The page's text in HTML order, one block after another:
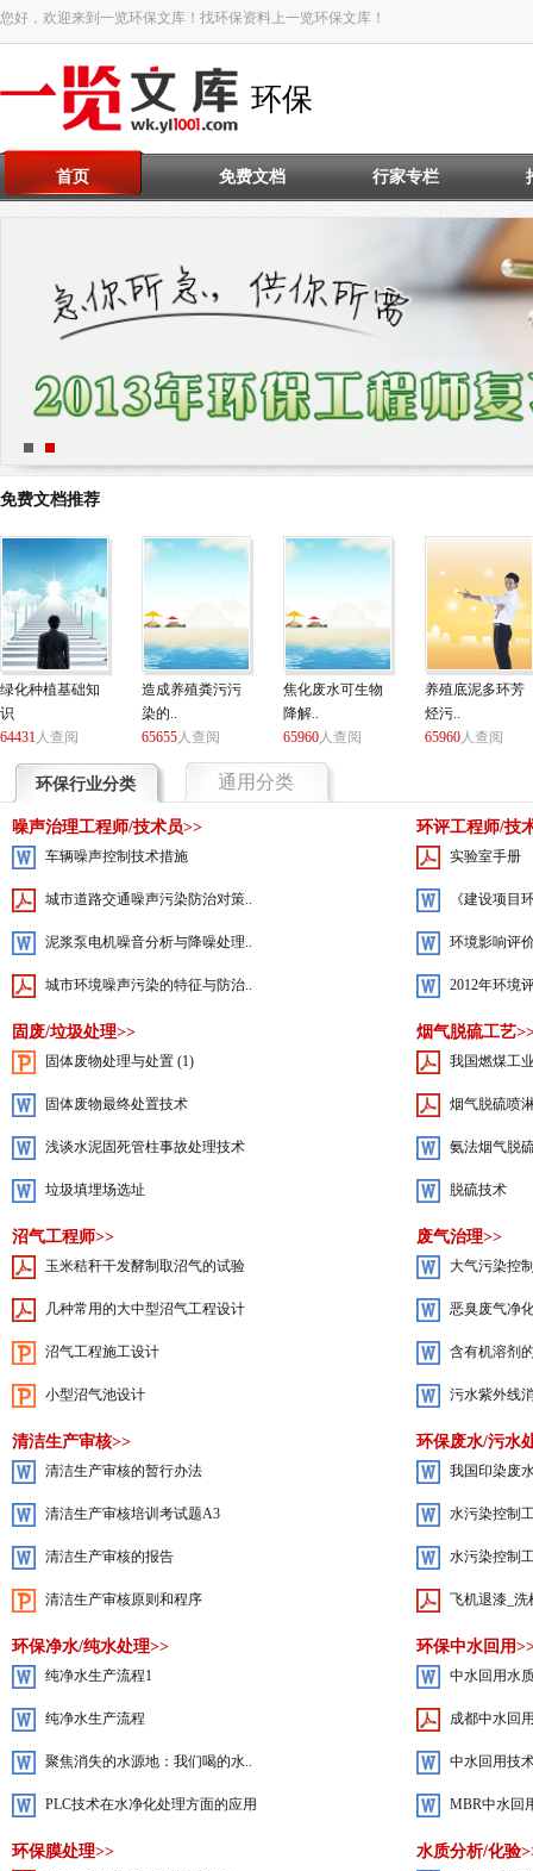
您好，欢迎来到一览环保文库！找环保资料上一览环保文库！
环保
首页 免费文档 行家专栏
随着城市化的不断发展，许多基建项目
立即查看
免费文档推荐
绿化种植基础知
识
64431人查阅
造成养殖粪污污
染的..
65655人查阅
焦化废水可生物
降解..
65960人查阅
养殖底泥多环芳
烃污..
65960人查阅
环保行业分类 通用分类
噪声治理工程师/技术员>>
车辆噪声控制技术措施
城市道路交通噪声污染防治对策..
泥浆泵电机噪音分析与降噪处理..
城市环境噪声污染的特征与防治..
环评工程师/技
实验室手册
《建设项目
环境影响评
2012年环境
固废/垃圾处理>>
固体废物处理与处置 (1)
固体废物最终处置技术
浅谈水泥固死管柱事故处理技术
垃圾填埋场选址
烟气脱硫工艺
我国燃煤工
烟气脱硫喷
氨法烟气脱
脱硫技术
沼气工程师>>
玉米秸秆干发酵制取沼气的试验
几种常用的大中型沼气工程设计
沼气工程施工设计
小型沼气池设计
废气治理>>
大气污染控
恶臭废气净
含有机溶剂
污水紫外线
清洁生产审核>>
清洁生产审核的暂行办法
清洁生产审核培训考试题A3
清洁生产审核的报告
清洁生产审核原则和程序
环保废水/污水
我国印染废
水污染控制
水污染控制
飞机退漆_洗
环保净水/纯水处理>>
纯净水生产流程1
纯净水生产流程
聚焦消失的水源地：我们喝的水..
PLC技术在水净化处理方面的应用
环保中水回用
中水回用水
成都中水回
中水回用技
MBR中水回
环保膜处理>> 水质分析/化验